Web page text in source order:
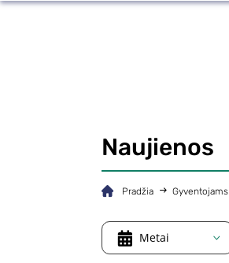
Naujienos
Pradžia Gyventojams
Metai